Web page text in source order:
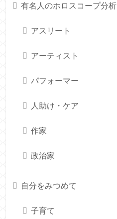
有名人のホロスコープ分析
アスリート
アーティスト
パフォーマー
人助け・ケア
作家
政治家
自分をみつめて
子育て